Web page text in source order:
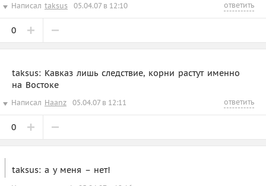
Написал taksus 05.04.07 в 12:10 ответить
0
taksus: Кавказ лишь следствие, корни растут именно
на Востоке
Написал Haanz 05.04.07 в 12:11 ответить
0
taksus: а у меня – нет!